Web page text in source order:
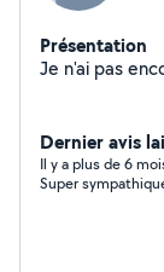
Présentation
Dernier avis
Il y a plus de 6
Super